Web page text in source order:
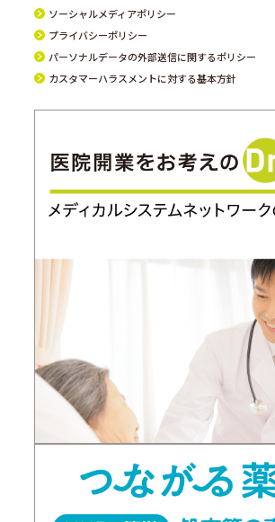
ソーシャルメディアポリシー
プライバシーポリシー
パーソナルデータの外部送信に関するポリシー
カスタマーハラスメントに対する基本方針